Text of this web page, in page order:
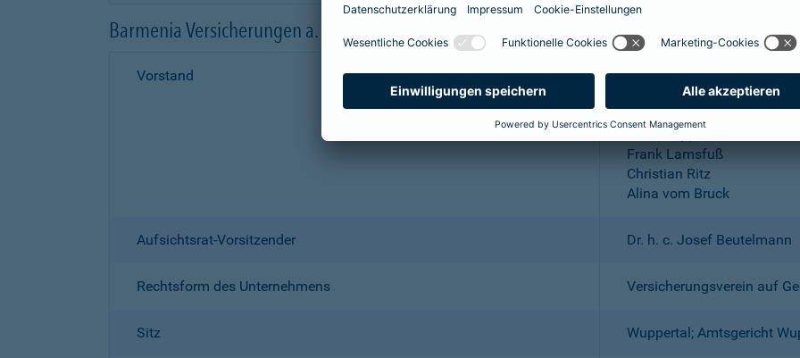
Barmenia Versicherungen a. G.
Vorstand
Dr. Andreas Eurich, Oliver
Thomas Bischof
Dr. Sylvia Eichelberg
Harald Epple
Frank Lamsfuß
Christian Ritz
Alina vom Bruck
Aufsichtsrat-Vorsitzender Dr. h. c. Josef Beutelmann
Rechtsform des Unternehmens Versicherungsverein auf
Sitz Wuppertal; Amtsgericht